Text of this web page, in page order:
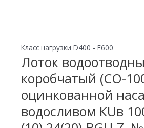
Класс нагрузки D400 - E600
Лоток
коробчатый (СО-
оцинкованной
водосливом КUв